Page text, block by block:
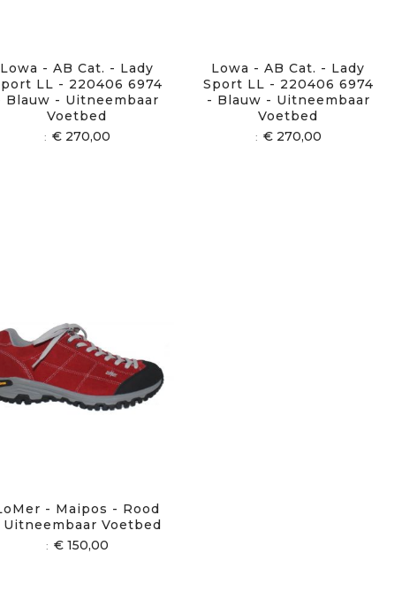
Lowa - AB Cat. - Lady
LL - 220406 6974
Blauw - Uitneembaar
Voetbed
€ 270,00
Lowa - AB Cat. - Lady
Sport LL - 220406 6974
- Blauw - Uitneembaar
Voetbed
€ 270,00
- Maipos - Rood
Uitneembaar Voetbed
€ 150,00